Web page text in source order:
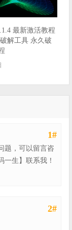
最新激活教程
解工具 永久破
1#
题，可以留言咨
一生】联系我！
2#